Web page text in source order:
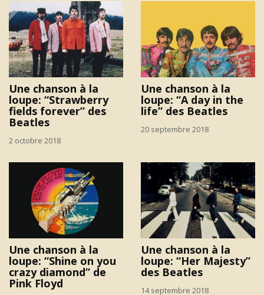
Une chanson à la
loupe: “Strawberry
fields forever” des
Beatles
2 octobre 2018
Une chanson à la
loupe: “A day in the
life” des Beatles
20 septembre 2018
Une chanson à la
loupe: “Shine on you
crazy diamond” de
Pink Floyd
Une chanson à la
loupe: “Her Majesty”
des Beatles
14 septembre 2018